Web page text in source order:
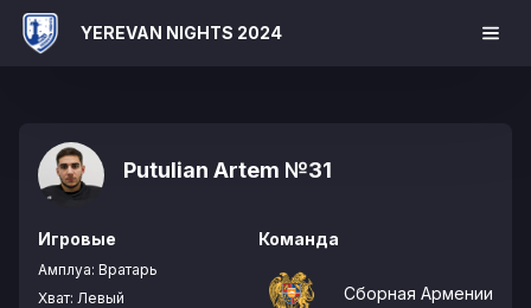
YEREVAN NIGHTS 2024
Putulian Artem №31
Игровые
Амплуа: Вратарь
Хват: Левый
Команда
Сборная Армении